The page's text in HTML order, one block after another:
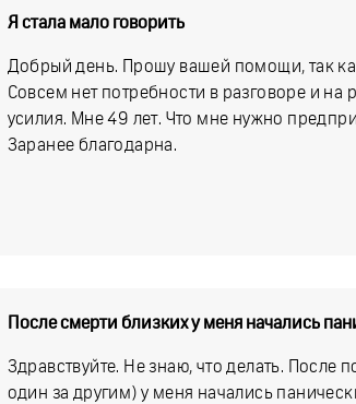
Я стала мало говорить
Добрый день. Прошу вашей помощи, так
Совсем нет потребности в разговоре и на
усилия. Мне 49 лет. Что мне нужно
Заранее благодарна.
После смерти близких у меня начались
Здравствуйте. Не знаю, что делать. После
один за другим) у меня начались